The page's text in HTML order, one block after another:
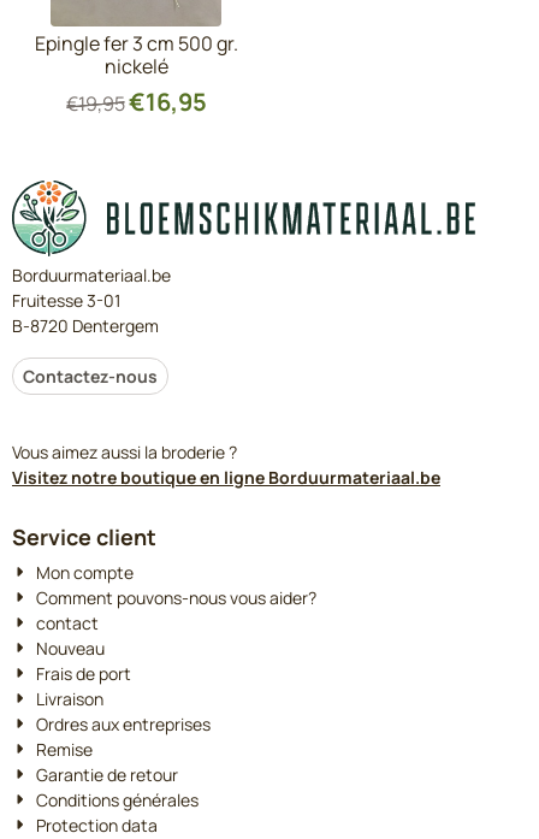
Epingle fer 3 cm 500 gr.
nickelé
€19,95€16,95
Borduurmateriaal.be
Fruitesse 3-01
B-8720 Dentergem
Contactez-nous
Vous aimez aussi la broderie ?
Visitez notre boutique en ligne Borduurmateriaal.be
Service client
Mon compte
Comment pouvons-nous vous aider?
contact
Nouveau
Frais de port
Livraison
Ordres aux entreprises
Remise
Garantie de retour
Conditions générales
Protection data